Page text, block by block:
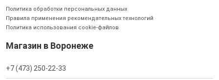
Политика обработки персональных данных
Правила применения рекомендательных технологий
Политика использования cookie-файлов
Магазин в Воронеже
+7 (473) 250-22-33